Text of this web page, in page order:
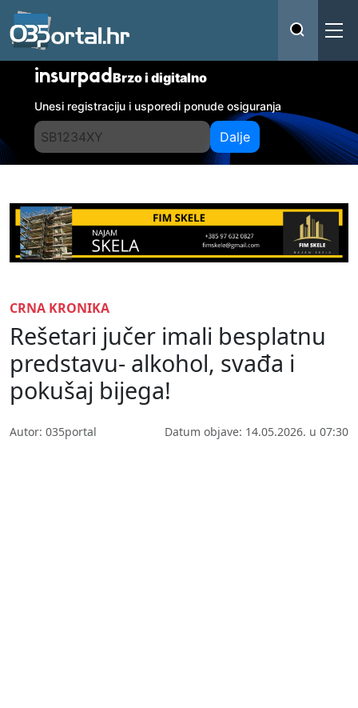
insurpadBrzo i digitalno
Unesi registraciju i usporedi ponude osiguranja
Dalje
CRNA KRONIKA
Rešetari jučer imali besplatnu
predstavu- alkohol, svađa i
pokušaj bijega!
Autor: 035portal Datum objave: 14.05.2026. u 07:30